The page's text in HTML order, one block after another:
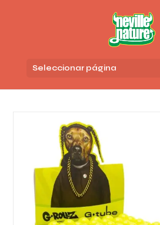
Seleccionar página